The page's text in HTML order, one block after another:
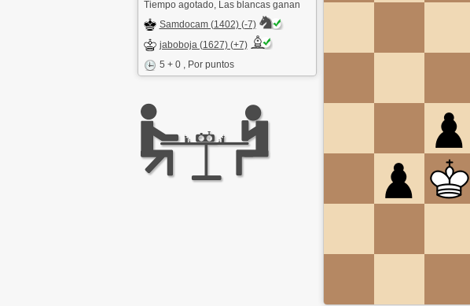
Tiempo agotado, Las blancas ganan
Samdocam (1402) (-7)
jaboboja (1627) (+7)
5 + 0 , Por puntos